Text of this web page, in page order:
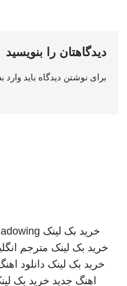
دیدگاهتان را بنویسید
برای نوشتن دیدگاه باید وارد
خرید بک لینک
خرید بک لینک مترجم
خرید بک لینک دانلود
اهنگ جدید خرید بک